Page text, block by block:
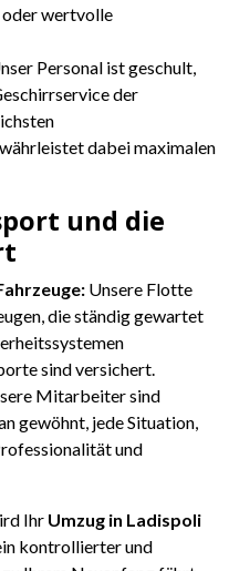
wertvolle
Personal ist geschult,
der
dabei maximalen
und die
Unsere Flotte
die ständig gewartet
sind versichert.
Mitarbeiter sind
gewöhnt, jede Situation,
und
Ihr Umzug in Ladispoli
kontrollierter und